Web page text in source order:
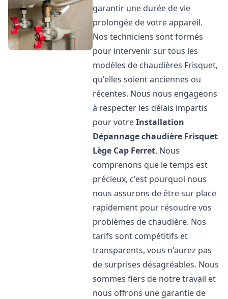
garantir une durée de vie
prolongée de votre appareil.
Nos techniciens sont formés
pour intervenir sur tous les
modèles de chaudières Frisquet,
qu'elles soient anciennes ou
récentes. Nous nous engageons
à respecter les délais impartis
pour votreInstallation
Dépannage chaudière Frisquet
Lège Cap Ferret. Nous
comprenons que le temps est
précieux, c'est pourquoi nous
nous assurons de être sur place
rapidement pour résoudre vos
problèmes de chaudière. Nos
tarifs sont compétitifs et
transparents, vous n'aurez pas
de surprises désagréables. Nous
sommes fiers de notre travail et
nous offrons une garantie de